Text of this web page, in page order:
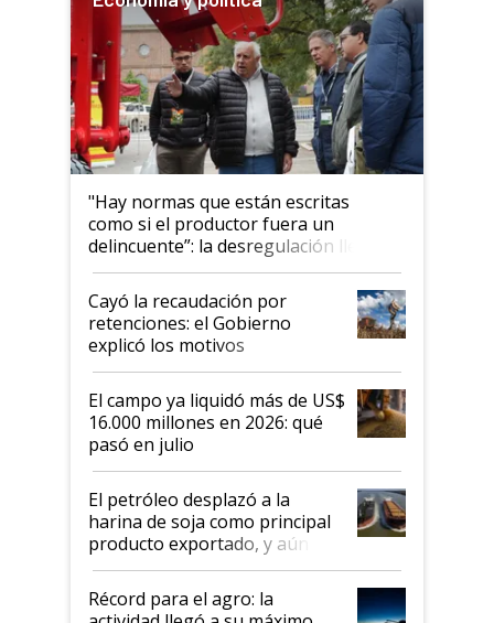
"Hay normas que están escritas
como si el productor fuera un
delincuente”: la desregulación llegó
al Congreso Aapresid y hasta se
habló del financiamiento al IPCVA
Cayó la recaudación por
retenciones: el Gobierno
explicó los motivos
El campo ya liquidó más de US$
16.000 millones en 2026: qué
pasó en julio
El petróleo desplazó a la
harina de soja como principal
producto exportado, y aún así
el agro aportó casi seis de cada
diez dólares y sostuvo el
liderazgo en un semestre
Récord para el agro: la